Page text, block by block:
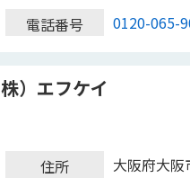
電話番号 0120-065-
株）エフケイ
住所 大阪府大